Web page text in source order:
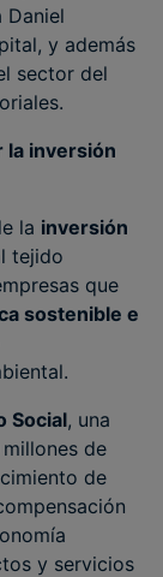
Daniel
y además
sector del
la inversión
la inversión
tejido
que
sostenible e
Social, una
de
de
y servicios